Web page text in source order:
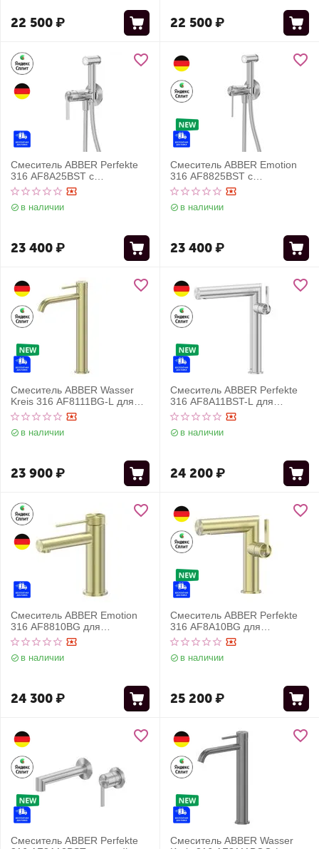
22 500₽ 22 500₽
Смеситель ABBER Perfekte
316 AF8A25BST с
гигиеническим душем,
брашированная сталь
в наличии
23 400₽
Смеситель ABBER Emotion
316 AF8825BST с
гигиеническим душем,
брашированная сталь
в наличии
23 400₽
Смеситель ABBER Wasser
Kreis 316 AF8111BG-L для
накладной раковины, золото
брашированное
в наличии
23 900₽
Смеситель ABBER Perfekte
316 AF8A11BST-L для
раковины, сталь
брашированная
в наличии
24 200₽
Смеситель ABBER Emotion
316 AF8810BG для
раковины, брашированное
светлое золото
в наличии
24 300₽
Смеситель ABBER Perfekte
316 AF8A10BG для
раковины, золото
брашированное
в наличии
25 200₽
Смеситель ABBER Perfekte
Смеситель ABBER Wasser